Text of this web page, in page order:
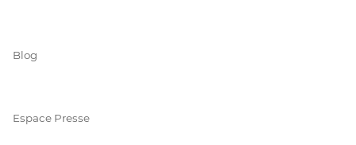
Blog
Espace Presse